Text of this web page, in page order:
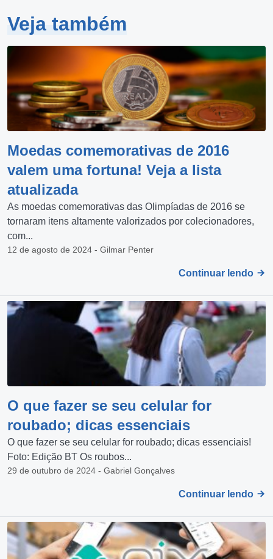
Veja também
Moedas comemorativas de 2016
valem uma fortuna! Veja a lista
atualizada
As moedas comemorativas das Olimpíadas de 2016 se
tornaram itens altamente valorizados por colecionadores,
com...
12 de agosto de 2024 - Gilmar Penter
Continuar lendo
O que fazer se seu celular for
roubado; dicas essenciais
O que fazer se seu celular for roubado; dicas essenciais!
Foto: Edição BT Os roubos...
29 de outubro de 2024 - Gabriel Gonçalves
Continuar lendo